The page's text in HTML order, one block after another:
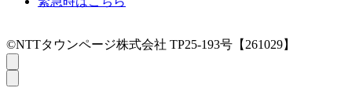
©NTTタウンページ株式会社 TP25-193号【261029】